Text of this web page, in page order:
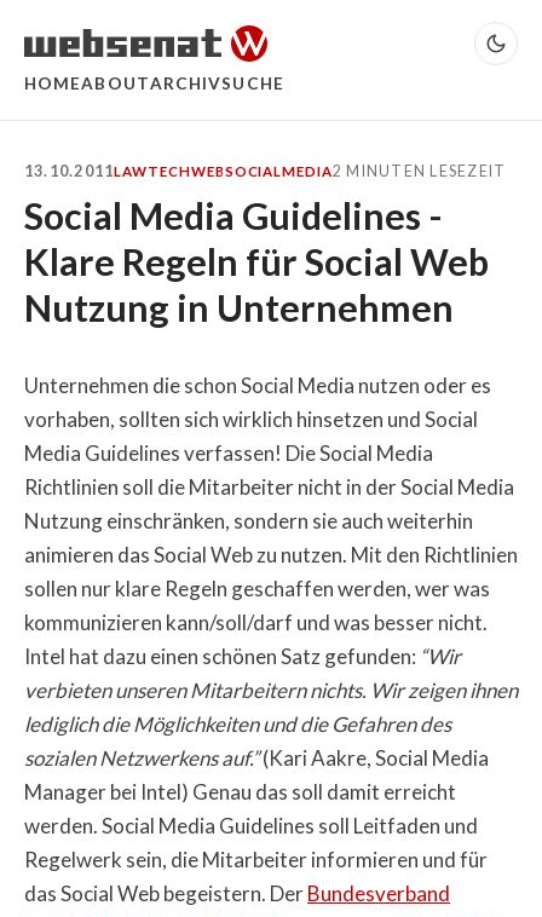
HOMEABOUTARCHIVSUCHE
13.10.2011LAWTECHWEBSOCIALMEDIA2 MINUTEN LESEZEIT
Social Media Guidelines -
Klare Regeln für Social Web
Nutzung in Unternehmen
Unternehmen die schon Social Media nutzen oder es
vorhaben, sollten sich wirklich hinsetzen und Social
Media Guidelines verfassen! Die Social Media
Richtlinien soll die Mitarbeiter nicht in der Social Media
Nutzung einschränken, sondern sie auch weiterhin
animieren das Social Web zu nutzen. Mit den Richtlinien
sollen nur klare Regeln geschaffen werden, wer was
kommunizieren kann/soll/darf und was besser nicht.
Intel hat dazu einen schönen Satz gefunden: “Wir
verbieten unseren Mitarbeitern nichts. Wir zeigen ihnen
lediglich die Möglichkeiten und die Gefahren des
sozialen Netzwerkens auf.”(Kari Aakre, Social Media
Manager bei Intel) Genau das soll damit erreicht
werden. Social Media Guidelines soll Leitfaden und
Regelwerk sein, die Mitarbeiter informieren und für
das Social Web begeistern. DerBundesverband